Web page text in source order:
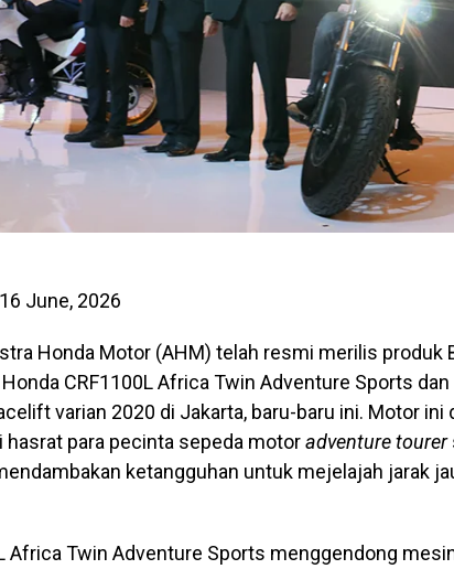
June, 2026
Honda Motor (AHM) telah resmi merilis produk
CRF1100L Africa Twin Adventure Sports dan
varian 2020 di Jakarta, baru-baru ini. Motor ini
para pecinta sepeda motoradventure tourer
ketangguhan untuk mejelajah jarak
Africa Twin Adventure Sports menggendong